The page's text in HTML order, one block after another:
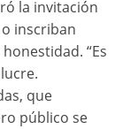
la invitación
inscriban
“Es
que
público se